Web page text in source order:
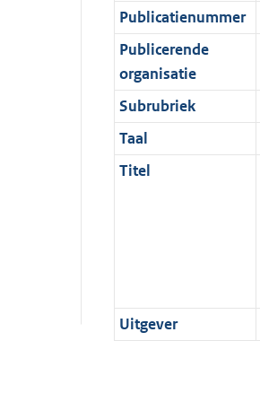
Publicatienummer
Publicerende
organisatie
Subrubriek
Taal
Titel
Uitgever